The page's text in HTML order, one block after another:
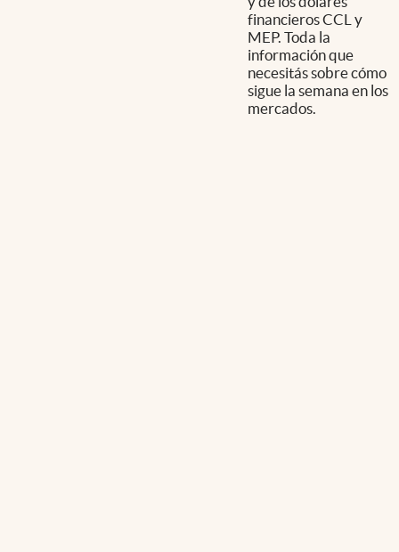
financieros CCL y
MEP. Toda la
información que
necesitás sobre cómo
sigue la semana en los
mercados.